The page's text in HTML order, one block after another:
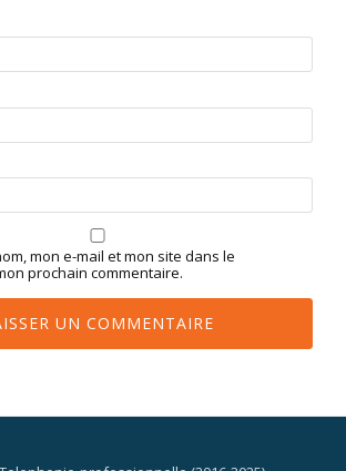
mon e-mail et mon site dans le
prochain commentaire.